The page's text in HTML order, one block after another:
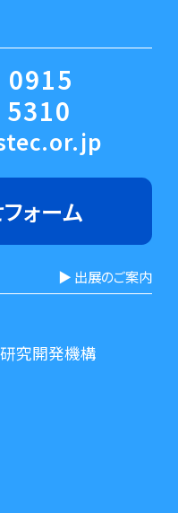
フォーム
▶︎ 出展のご案内
究開発機構